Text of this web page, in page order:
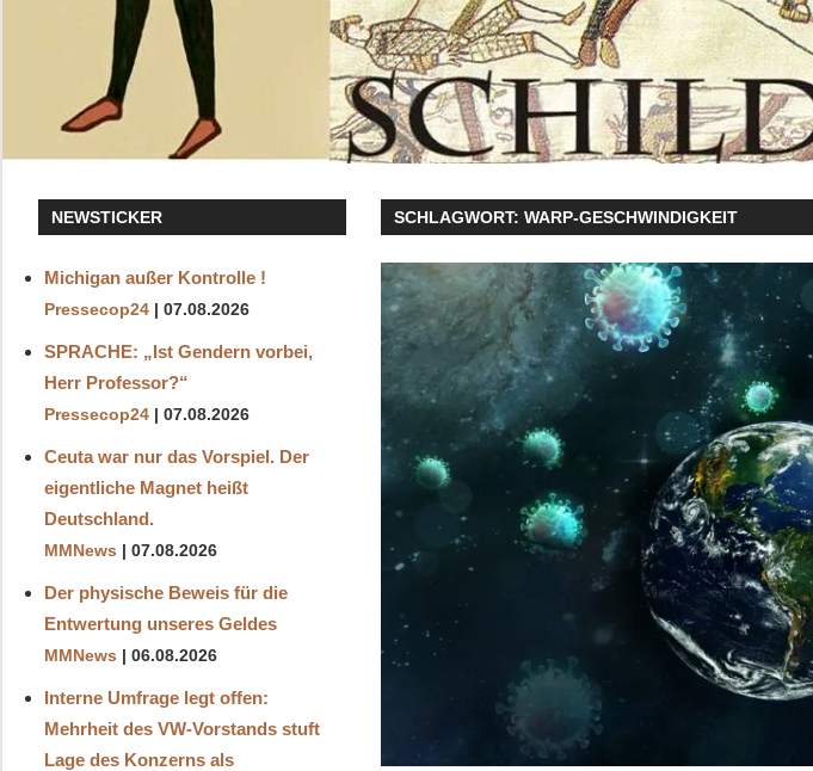
SCHLAGWORT:WARP-GESCHWINDIGKEIT
NEWSTICKER
Michigan außer Kontrolle !
Pressecop24 07.08.2026
SPRACHE: „Ist Gendern vorbei,
Herr Professor?“
Pressecop24 07.08.2026
Ceuta war nur das Vorspiel. Der
eigentliche Magnet heißt
Deutschland.
MMNews 07.08.2026
Der physische Beweis für die
Entwertung unseres Geldes
MMNews 06.08.2026
Interne Umfrage legt offen:
Mehrheit des VW-Vorstands stuft
Lage des Konzerns als